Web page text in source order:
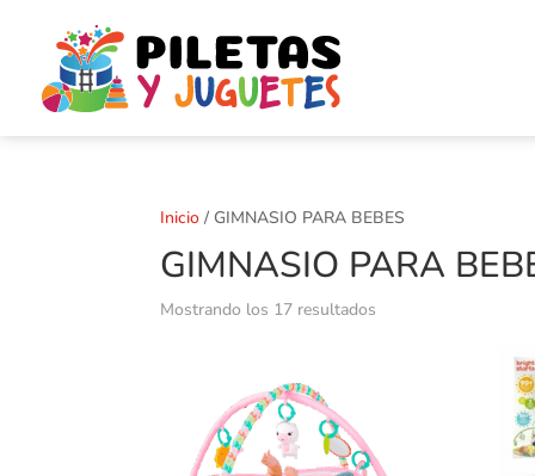
Inicio / GIMNASIO PARA BEBES
GIMNASIO PARA
Mostrando los 17 resultados